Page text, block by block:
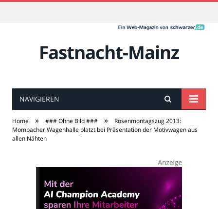
Fastnacht-Mainz
NAVIGIEREN
Home » ### Ohne Bild ### »
Rosenmontagszug 2013:
Mombacher Wagenhalle platzt bei Präsentation der Motivwagen aus
allen Nähten